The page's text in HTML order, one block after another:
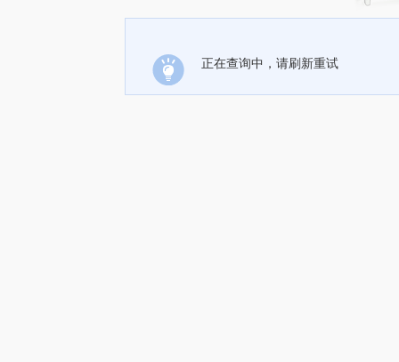
正在查询中，请刷新重试